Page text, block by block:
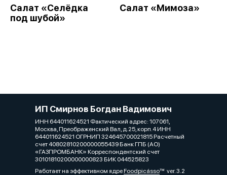
Салат «Селёдка
под шубой»
Салат «Мимоза»
ИП Смирнов Богдан Вадимович
ИНН 644011624521 Фактический адрес: 107061,
Москва, Преображенский Вал, д.25, корп.4 ИНН
644011624521 ОГРНИП 324645700021815 Расчетный
счет 40802810200000055439 Банк ГПБ (АО)
«ГАЗПРОМБАНК» Корреспондентский счет
30101810200000000823 БИК 044525823
Работает на эффективном ядреFoodpicássover. 3.2